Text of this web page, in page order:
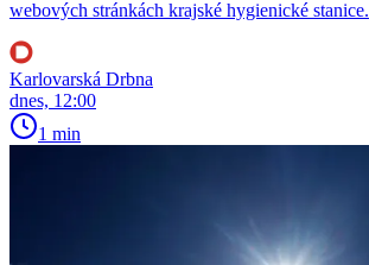
webových stránkách krajské hygienické stanice.
Karlovarská Drbna
dnes, 12:00
1 min